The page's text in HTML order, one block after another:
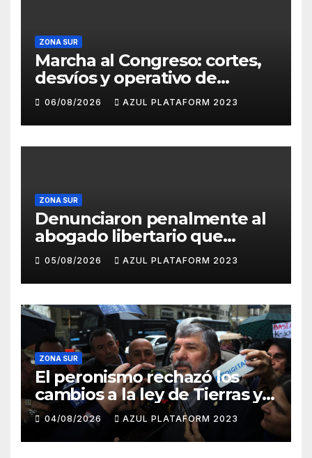
ZONA SUR
Marcha al Congreso: cortes,
desvíos y operativo de
seguridad por la protesta
contra la reforma de la Ley
de Tierras
06/08/2026 AZUL PLATAFORM 2023
ZONA SUR
Denunciaron penalmente al
abogado libertario que
propuso tirar napalm sobre
el Gran Buenos Aires
05/08/2026 AZUL PLATAFORM 2023
ZONA SUR
El peronismo rechazó los
cambios a la ley de Tierras y
convocó a movilizarse el
jueves en contra del
Gobierno
04/08/2026 AZUL PLATAFORM 2023